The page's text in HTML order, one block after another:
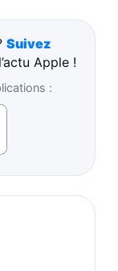
Suivez
Apple !
: